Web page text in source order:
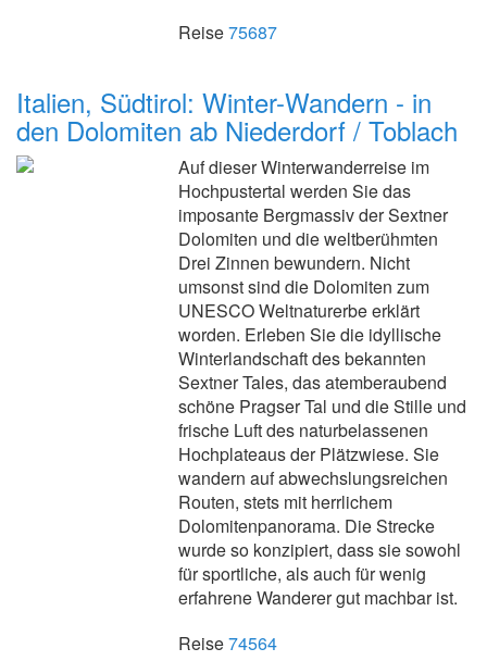
Reise75687
Italien, Südtirol: Winter-Wandern - in
den Dolomiten ab Niederdorf / Toblach
Auf dieser Winterwanderreise im
Hochpustertal werden Sie das
imposante Bergmassiv der Sextner
Dolomiten und die weltberühmten
Drei Zinnen bewundern. Nicht
umsonst sind die Dolomiten zum
UNESCO Weltnaturerbe erklärt
worden. Erleben Sie die idyllische
Winterlandschaft des bekannten
Sextner Tales, das atemberaubend
schöne Pragser Tal und die Stille und
frische Luft des naturbelassenen
Hochplateaus der Plätzwiese. Sie
wandern auf abwechslungsreichen
Routen, stets mit herrlichem
Dolomitenpanorama. Die Strecke
wurde so konzipiert, dass sie sowohl
für sportliche, als auch für wenig
erfahrene Wanderer gut machbar ist.
Reise74564